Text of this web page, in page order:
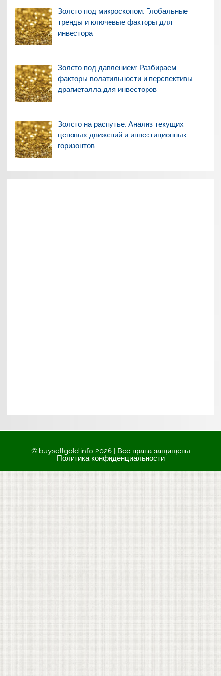
Золото под микроскопом: Глобальные
тренды и ключевые факторы для
инвестора
Золото под давлением: Разбираем
факторы волатильности и перспективы
драгметалла для инвесторов
Золото на распутье: Анализ текущих
ценовых движений и инвестиционных
горизонтов
© buysellgold.info 2026 | Все права защищены
Политика конфиденциальности